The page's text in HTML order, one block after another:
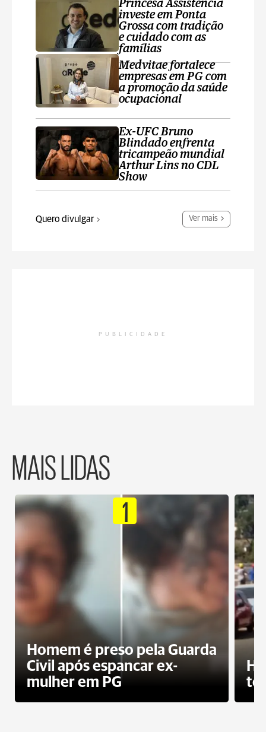
Princesa Assistência
investe em Ponta
Grossa com tradição
e cuidado com as
famílias
Medvitae fortalece
empresas em PG com
a promoção da saúde
ocupacional
Ex-UFC Bruno
Blindado enfrenta
tricampeão mundial
Arthur Lins no CDL
Show
Quero divulgar Ver mais
PUBLICIDADE
MAIS LIDAS
1
Homem é preso pela Guarda
Civil após espancar ex-
mulher em PG